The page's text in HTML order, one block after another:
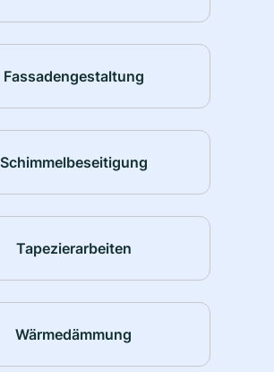
Fassadengestaltung
Schimmelbeseitigung
Tapezierarbeiten
Wärmedämmung